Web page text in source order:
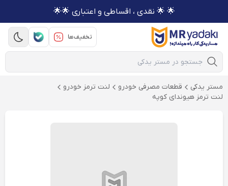
🌟 🌟 نقدی ، اقساطی و اعتباری 🌟🌟
تخفیف‌ها
Mobile Search
مستر یدکی قطعات مصرفی خودرو
لنت ترمز خودرو
لنت ترمز هیوندای کوپه